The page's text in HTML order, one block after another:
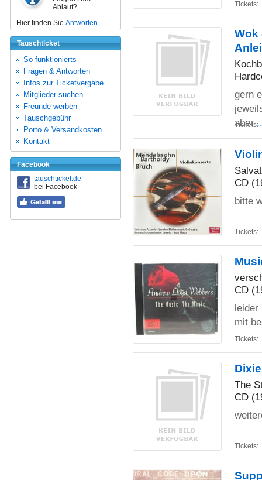
Ablauf?
Hier finden Sie Antworten
Tauschticket
So funktionierts
Fragen & Antworten
Infos zur Ticketvergabe
Mitglieder suchen
Freunde werben
Tauschgebühr
Porto & Versandkosten
Kontakt
Facebook
tauschticket.de
bei Facebook
Tickets:
Wok
gern
aber
Tickets:
CD
bitte
Tickets:
CD
leider
mit
Tickets:
The
CD
Tickets: